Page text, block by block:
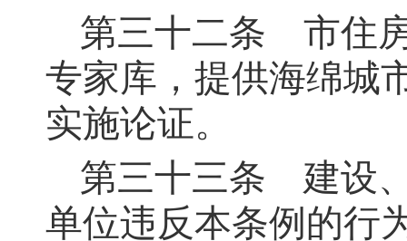
第三十二条 市住
专家库，提供海绵城
实施论证。
第三十三条 建设
单位违反本条例的行